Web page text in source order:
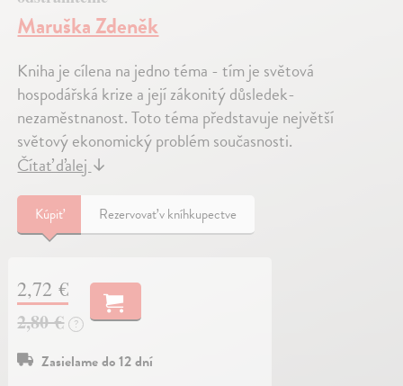
Maruška Zdeněk
Kniha je cílena na jedno téma - tím je světová
hospodářská krize a její zákonitý důsledek-
nezaměstnanost. Toto téma představuje největší
světový ekonomický problém současnosti.
Čítať ďalej↓
Kúpiť Rezervovať v kníhkupectve
2,72 €
2,80 €
?
Zasielame do 12 dní